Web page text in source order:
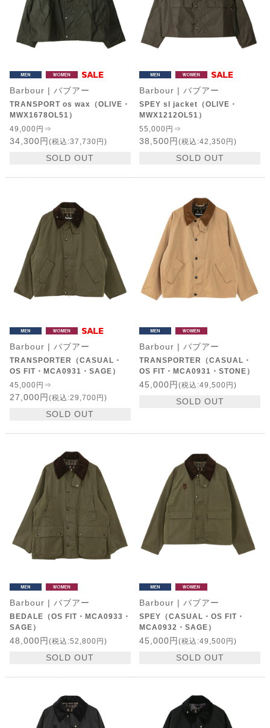
Barbour | バブアー
TRANSPORT os wax（OLIVE・
MWX1678OL51）
49,000円⇒
34,300円 (税込:37,730円)
SOLD OUT
Barbour | バブアー
SPEY sl jacket（OLIVE・
MWX1212OL51）
55,000円⇒
38,500円 (税込:42,350円)
SOLD OUT
Barbour | バブアー
TRANSPORTER（CASUAL・
OS FIT・MCA0931・SAGE）
45,000円⇒
27,000円 (税込:29,700円)
SOLD OUT
Barbour | バブアー
TRANSPORTER（CASUAL・
OS FIT・MCA0931・STONE）
45,000円 (税込:49,500円)
SOLD OUT
Barbour | バブアー
BEDALE（OS FIT・MCA0933・
SAGE）
48,000円 (税込:52,800円)
SOLD OUT
Barbour | バブアー
SPEY（CASUAL・OS FIT・
MCA0932・SAGE）
45,000円 (税込:49,500円)
SOLD OUT